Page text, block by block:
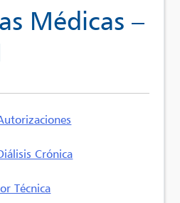
Médicas –
Crónica
Técnica